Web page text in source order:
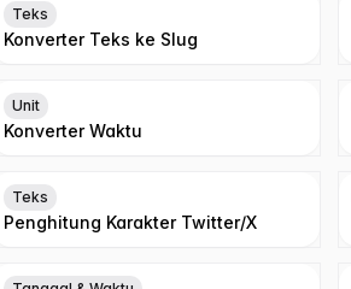
Teks
Konverter Teks ke Slug
Unit
Konverter Waktu
Teks
Penghitung Karakter Twitter/X